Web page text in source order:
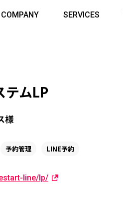
COMPANY SERVICES
テムLP
様
予約管理 LINE予約
line/lp/